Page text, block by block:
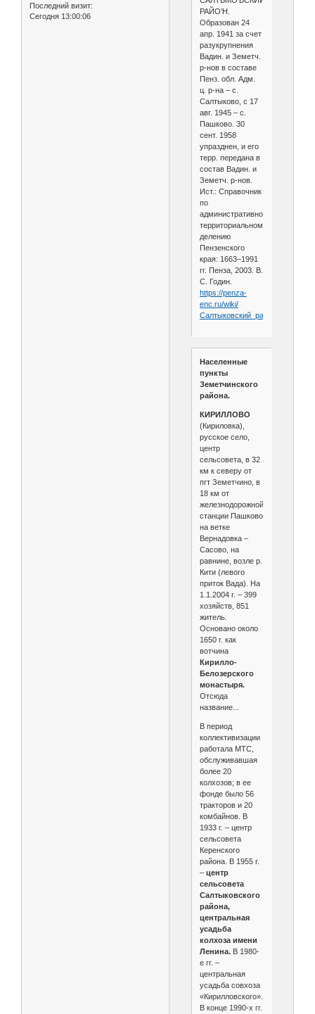
Последний визит:
Сегодня 13:00:06
РАЙО’Н.
Образован 24
апр. 1941 за счет
разукрупнения
Вадин. и Земетч.
р-нов в составе
Пенз. обл. Адм.
ц. р-на – с.
Салтыково, с 17
авг. 1945 – с.
Пашково. 30
сент. 1958
упразднен, и его
терр. передана в
состав Вадин. и
Земетч. р-нов.
Ист.: Справочник
по
административно-
территориальному
делению
Пензенского
края: 1663–1991
гг. Пенза, 2003. В.
С. Годин.
https://penza-
enc.ru/wiki/
Салтыковский_район
Населенные
пункты
Земетчинского
района.
КИРИЛЛОВО
(Кириловка),
русское село,
центр
сельсовета, в 32
км к северу от
пгт Земетчино, в
18 км от
железнодорожной
станции Пашково
на ветке
Вернадовка –
Сасово, на
равнине, возле р.
Кити (левого
приток Вада). На
1.1.2004 г. – 399
хозяйств, 851
житель.
Основано около
1650 г. как
вотчина
Кирилло-
Белозерского
монастыря.
Отсюда
название...
В период
коллективизации
работала МТС,
обслуживавшая
более 20
колхозов; в ее
фонде было 56
тракторов и 20
комбайнов. В
1933 г. – центр
сельсовета
Керенского
района. В 1955 г.
– центр
сельсовета
Салтыковского
района,
центральная
усадьба
колхоза имени
Ленина.В 1980-
е гг. –
центральная
усадьба совхоза
«Кирилловского».
В конце 1990-х гг.